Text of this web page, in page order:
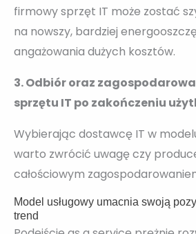
firmowy sprzęt IT może zostać
na nowszy, bardziej
angażowania dużych kosztów.
3. Odbiór oraz
sprzętu IT po zakończeniu
Wybierając dostawcę IT w
warto zwrócić uwagę czy
całościowym
Model usługowy umacnia swoją
trend